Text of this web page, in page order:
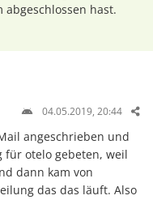
hast.
04.05.2019, 20:44
angeschrieben und
für otelo gebeten, weil
dann kam von
das das läuft. Also